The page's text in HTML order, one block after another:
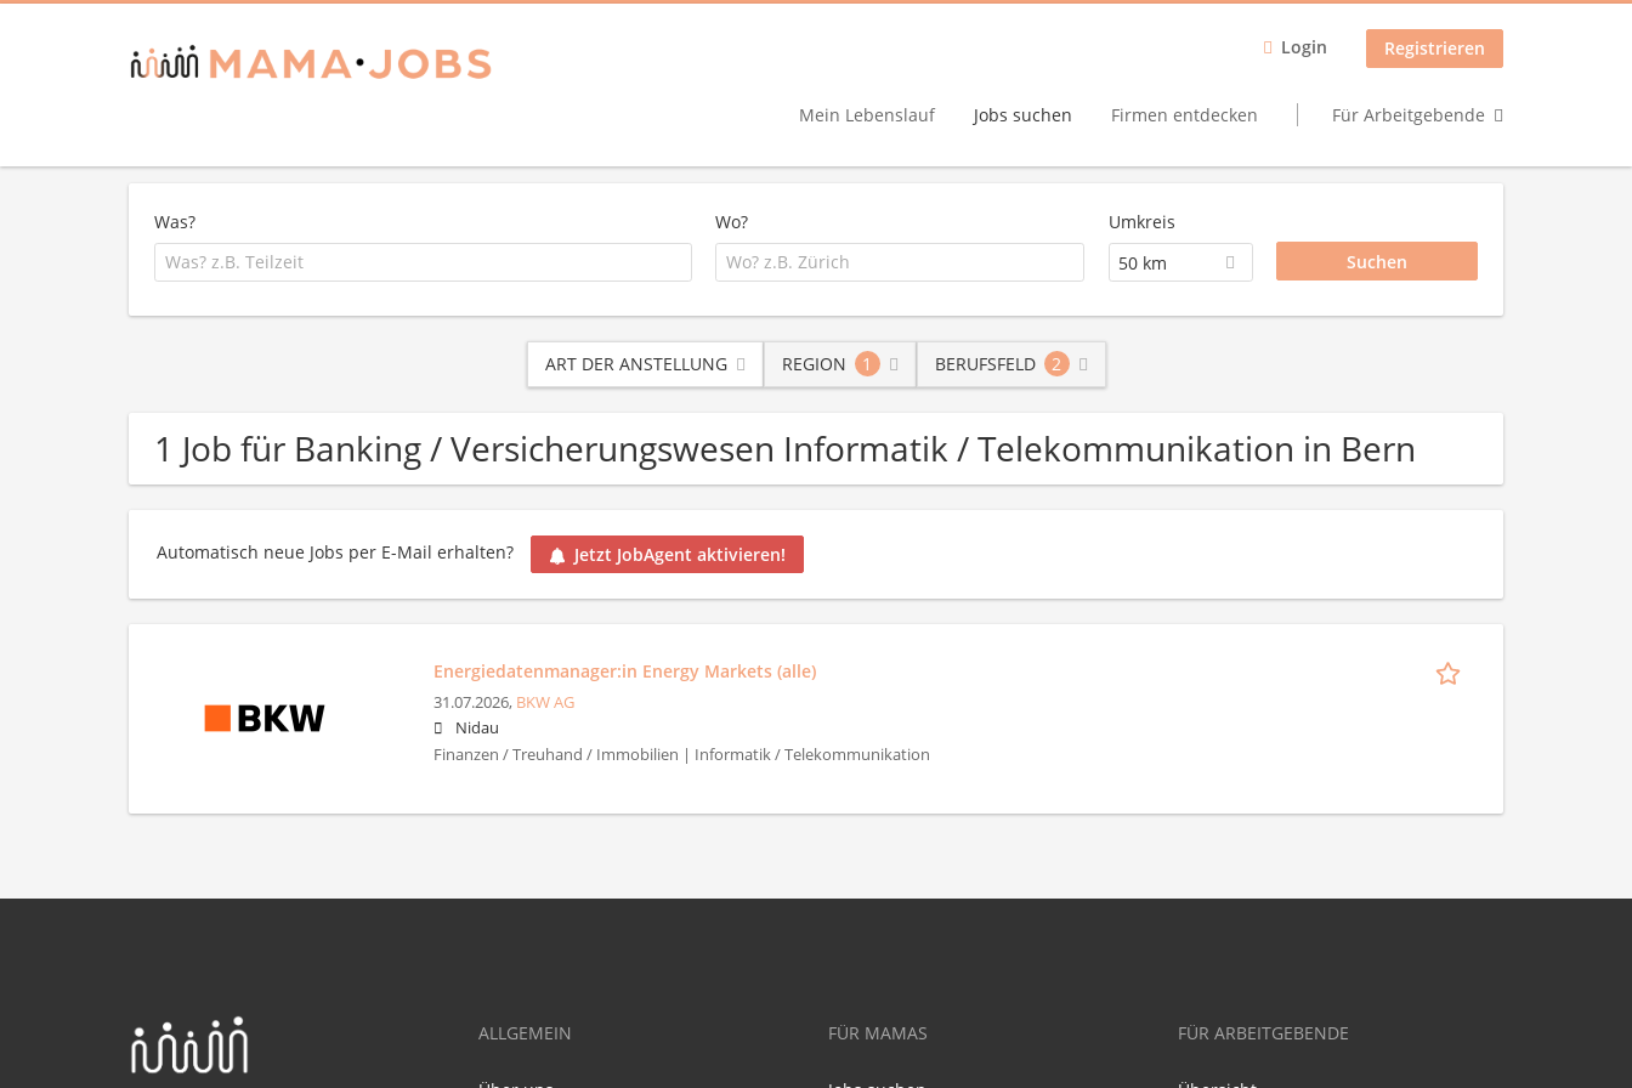
Login Registrieren
Mein Lebenslauf Jobs suchen Firmen entdecken Für Arbeitgebende
Was? Wo?
Umkreis
50 km
ART DER ANSTELLUNG REGION 1 BERUFSFELD 2
1 Job für Banking / Versicherungswesen Informatik / Telekommunikation in Bern
Automatisch neue Jobs per E-Mail erhalten? Jetzt JobAgent aktivieren!
Energiedatenmanager:in Energy Markets (alle)
31.07.2026, BKW AG
Nidau
Finanzen / Treuhand / Immobilien | Informatik / Telekommunikation
ALLGEMEIN FÜR MAMAS FÜR ARBEITGEBENDE